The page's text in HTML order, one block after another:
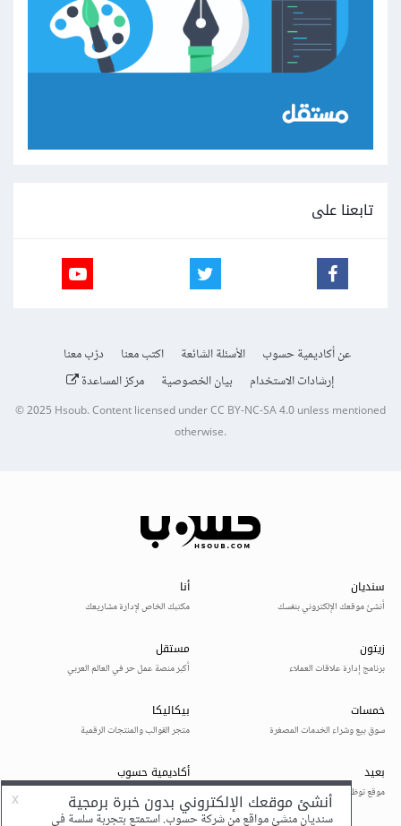
تابعنا على
عن أكاديمية حسوب الأسئلة الشائعة اكتب معنا
درّب معنا
إرشادات الاستخدام
بيان الخصوصية مركز المساعدة
© 2025Hsoub.Content licensed underCC BY-NC-SA 4.0unless mentioned
otherwise.